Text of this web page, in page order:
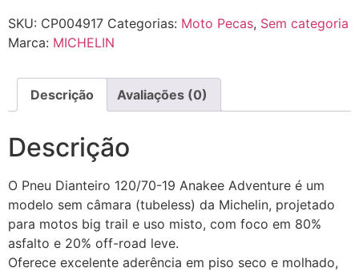
SKU: CP004917 Categorias: Moto Pecas, Sem categoria
Marca: MICHELIN
Descrição Avaliações (0)
Descrição
O Pneu Dianteiro 120/70-19 Anakee Adventure é um
modelo sem câmara (tubeless) da Michelin, projetado
para motos big trail e uso misto, com foco em 80%
asfalto e 20% off-road leve.
Oferece excelente aderência em piso seco e molhado,